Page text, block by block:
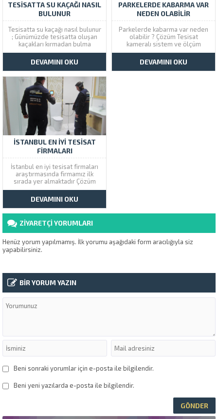
TESISATTA SU KAÇAĞI NASIL
BULUNUR
Tesisatta su kaçağı nasıl bulunur
; Günümüzde tesisatta oluşan
kaçakları kırmadan bulma
yöntemleri uygulanmaktadır.
Çözüm Tesisat firmamız
profesyonel olarak su kaçağı
tespit cihazları kullanarak
sızıntının yerini kırmadan önce
bulur. Tesisatta Su Kaçağı Bulan
Firmalar Tesisatta su kaçağı
nasıl bulunur artık...
DEVAMINI OKU
PARKELERDE KABARMA VAR
NEDEN OLABILIR
Parkelerde kabarma var neden
olabilir ? Çözüm Tesisat
kameralı sistem ve ölçüm
cihazları ile su kaçağı yer tespti
yapabilir. Çözüm Tesisat parke
kabarması konusunda uzman
destek alabileceğiniz
DEVAMINI OKU
İSTANBUL EN İYI TESISAT
FIRMALARI
İstanbul en iyi tesisat firmaları
araştırmasında firmamız ilk
sırada yer almaktadır Çözüm
Tesisat son teknoloji cihazları
kullanarak hizmet veriyor.
Çözüm Tesisat İstanbul geneli 6
şube 9 servis aracı ile hizmet
vermektedir. Kameralı Cihazla
Su Kaçaklarını Buluyoruz Alt
komşudan gelen şikayetle...
DEVAMINI OKU
ZİYARETÇİ YORUMLARI
Henüz yorum yapılmamış. İlk yorumu aşağıdaki form aracılığıyla siz
yapabilirsiniz.
BİR YORUM YAZIN
Beni sonraki yorumlar için e-posta ile bilgilendir.
Beni yeni yazılarda e-posta ile bilgilendir.